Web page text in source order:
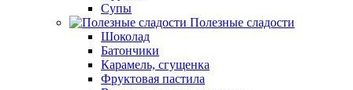
Супы
Полезные сладости
Шоколад
Батончики
Карамель, сгущенка
Фруктовая пастила